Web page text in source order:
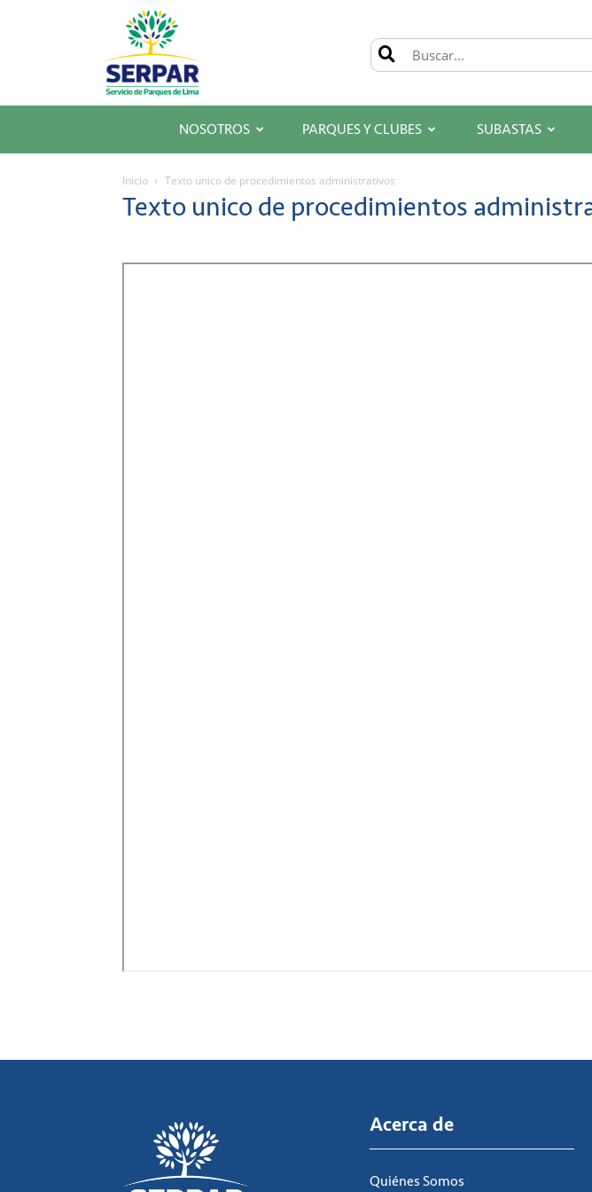
SERPAR
–
Servicio
de
Parques
de
NOSOTROS PARQUES Y CLUBES SUBASTAS
Inicio Texto unico de procedimientos administrativos
Texto unico de procedimientos
Acerca de
Quiénes Somos